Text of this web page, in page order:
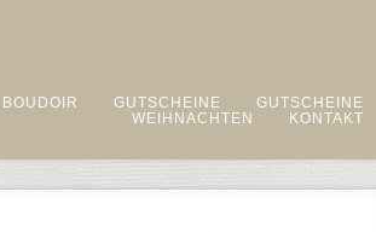
BOUDOIR GUTSCHEINE
GUTSCHEINE
WEIHNACHTEN
KONTAKT